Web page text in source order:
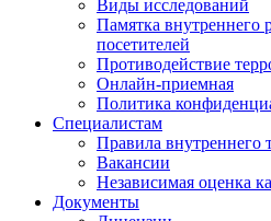
Виды исследований
Памятка внутреннего
посетителей
Противодействие
Онлайн-приемная
Политика
Cпециалистам
Правила внутреннего
Вакансии
Независимая оценка
Документы